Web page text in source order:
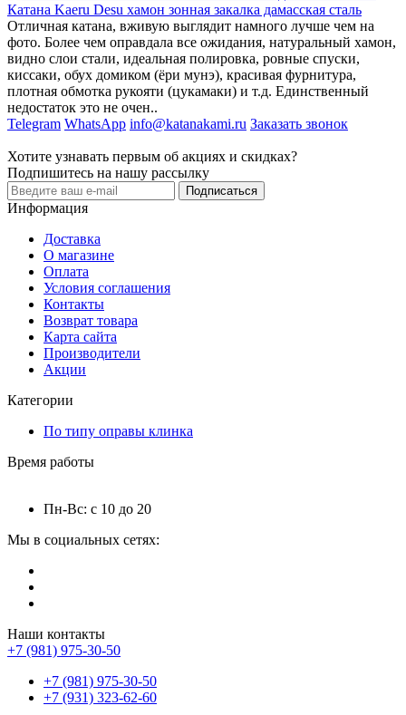
Катана Kaeru Desu хамон зонная закалка дамасская сталь
Отличная катана, вживую выглядит намного лучше чем на
фото. Более чем оправдала все ожидания, натуральный хамон,
видно слои стали, идеальная полировка, ровные спуски,
киссаки, обух домиком (ёри мунэ), красивая фурнитура,
плотная обмотка рукояти (цукамаки) и т.д. Единственный
недостаток это не очен..
Telegram WhatsApp info@katanakami.ru Заказать звонок
Хотите узнавать первым об акциях и скидках?
Подпишитесь на нашу рассылку
Подписаться
Информация
Доставка
О магазине
Оплата
Условия соглашения
Контакты
Возврат товара
Карта сайта
Производители
Акции
Категории
По типу оправы клинка
Время работы
Пн-Вс: с 10 до 20
Мы в социальных сетях:
Наши контакты
+7 (981) 975-30-50
+7 (981) 975-30-50
+7 (931) 323-62-60